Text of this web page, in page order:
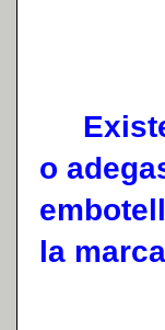
o
la